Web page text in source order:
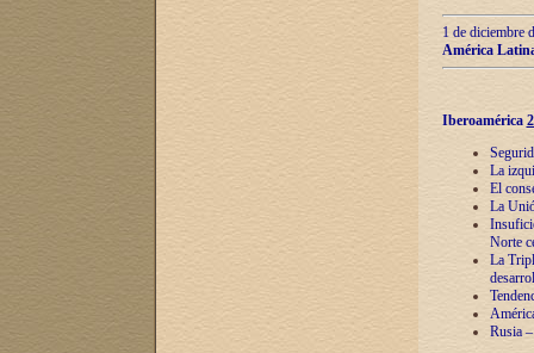
1 de diciembre
América
Iberoamérica
La
El
La
Norte
La
Rusia